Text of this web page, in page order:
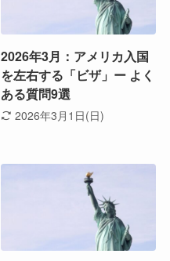
2026年3月：アメリカ入国
を左右する「ビザ」ー よく
ある質問9選
2026年3月1日(日)